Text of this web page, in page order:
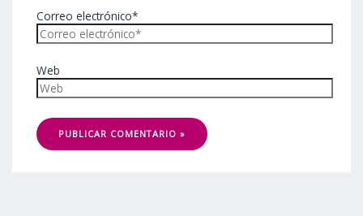
Correo electrónico*
Web